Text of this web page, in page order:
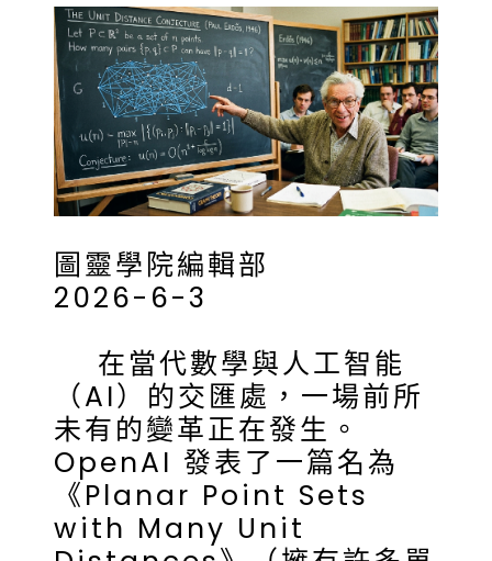
圖靈學院編輯部
2026-6-3
在當代數學與人工智能
（AI）的交匯處，一場前所
未有的變革正在發生。
OpenAI 發表了一篇名為
《Planar Point Sets
with Many Unit